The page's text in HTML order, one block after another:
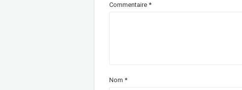
Commentaire *
Nom *